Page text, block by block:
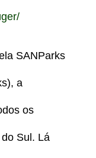
SANParks
a
os
Sul. Lá